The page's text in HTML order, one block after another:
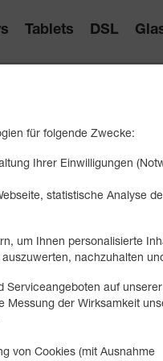
Tablets DSL
MBit/s (Download)
für folgende Zwecke:
Ihrer Einwilligungen
statistische Analyse
um Ihnen personalisierte
nachzuhalten
auf
der Wirksamkeit
von Cookies (mit Ausnahme